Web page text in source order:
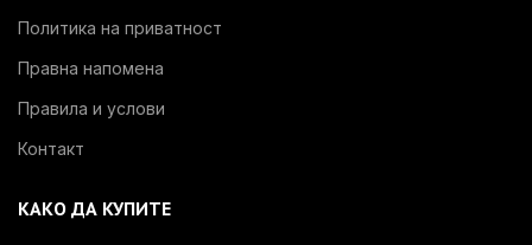
Политика на приватност
Правна напомена
Правила и услови
Контакт
КАКО ДА КУПИТЕ